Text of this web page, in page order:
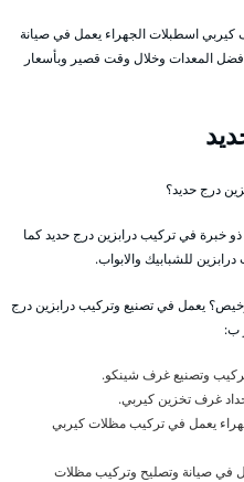
اسطبلات الجهراء يعمل في صيانة
المعدات وخلال وقت قصير وبأسعار
درج حديد؟
خبرة في تركيب درابزين درج حديد كما
للشبابيك والابواب.
يعمل في تصنيع وتركيب درابزين درج
ب:
وتصنيع غرف شينكو.
حداد غرف تخزين كيربي.
يعمل في تركيب مظلات كيربي
في صيانة وتصليح وتركيب مظلات